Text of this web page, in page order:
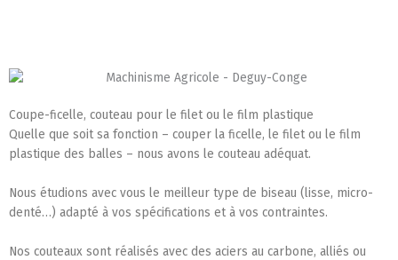
Coupe-ficelle, couteau pour le filet ou le film plastique
Quelle que soit sa fonction – couper la ficelle, le filet ou le film
plastique des balles – nous avons le couteau adéquat.
Nous étudions avec vous le meilleur type de biseau (lisse, micro-
denté…) adapté à vos spécifications et à vos contraintes.
Nos couteaux sont réalisés avec des aciers au carbone, alliés ou